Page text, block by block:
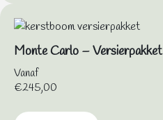
Monte Carlo – Versierpakket
Vanaf
€245,00